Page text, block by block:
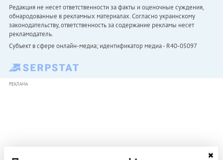
Редакция не несет ответственности за факты и оценочные суждения,
обнародованные в рекламных материалах. Согласно украинскому
законодательству, ответственность за содержание рекламы несет
рекламодатель.
Субъект в сфере онлайн-медиа; идентификатор медиа - R40-05097
РЕКЛАМА